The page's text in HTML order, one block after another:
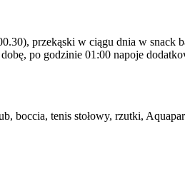
przekąski w ciągu dnia w snack
po godzinie 01:00 napoje
tenis stołowy, rzutki,